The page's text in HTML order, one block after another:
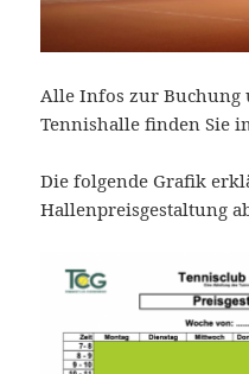
Alle Infos zur Buchung
Tennishalle finden Sie
Die folgende Grafik
Hallenpreisgestaltung